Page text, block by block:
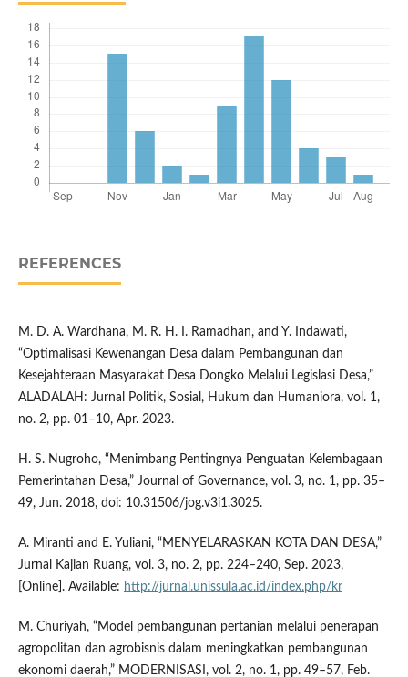
REFERENCES
M. D. A. Wardhana, M. R. H. I. Ramadhan, and Y. Indawati,
“Optimalisasi Kewenangan Desa dalam Pembangunan dan
Kesejahteraan Masyarakat Desa Dongko Melalui Legislasi Desa,”
ALADALAH: Jurnal Politik, Sosial, Hukum dan Humaniora, vol. 1,
no. 2, pp. 01–10, Apr. 2023.
H. S. Nugroho, “Menimbang Pentingnya Penguatan Kelembagaan
Pemerintahan Desa,” Journal of Governance, vol. 3, no. 1, pp. 35–
49, Jun. 2018, doi: 10.31506/jog.v3i1.3025.
A. Miranti and E. Yuliani, “MENYELARASKAN KOTA DAN DESA,”
Jurnal Kajian Ruang, vol. 3, no. 2, pp. 224–240, Sep. 2023,
[Online]. Available: http://jurnal.unissula.ac.id/index.php/kr
M. Churiyah, “Model pembangunan pertanian melalui penerapan
agropolitan dan agrobisnis dalam meningkatkan pembangunan
ekonomi daerah,” MODERNISASI, vol. 2, no. 1, pp. 49–57, Feb.